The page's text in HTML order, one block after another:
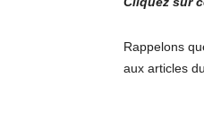
Rappelons
aux articles